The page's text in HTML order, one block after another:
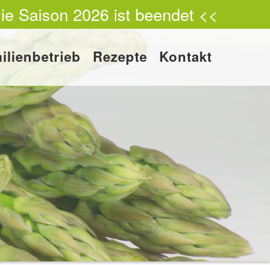
Saison 2026 ist beendet <<
Rezepte Kontakt